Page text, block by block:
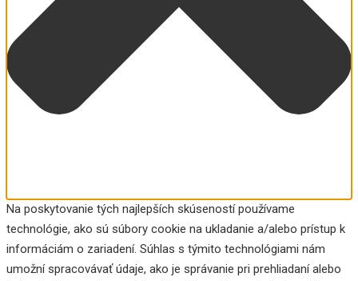
Na poskytovanie tých najlepších skúseností používame
technológie, ako sú súbory cookie na ukladanie a/alebo prístup k
informáciám o zariadení. Súhlas s týmito technológiami nám
umožní spracovávať údaje, ako je správanie pri prehliadaní alebo